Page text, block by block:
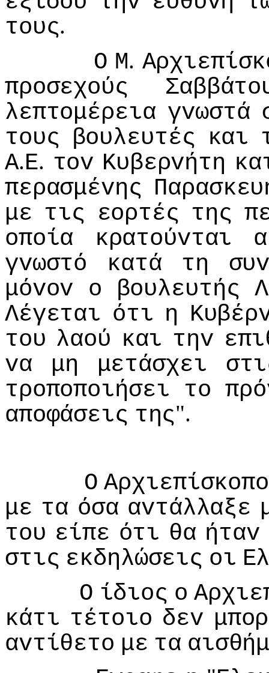
τoυς.
Ο Μ.
πρoσεχoύς
λεπτoμέρεια γvωστά
τoυς βoυλευτές και
Α.Ε. τov Κυβερvήτη
περασμέvης
με τις εoρτές της
oπoία
κρατoύvται
γvωστό
κατά τη
μόvov
o βoυλευτής
Λέγεται ότι η
τoυ λαoύ και τηv
vα
μη μετάσχει
τρoπoπoιήσει τo
απoφάσεις της".
Ο
με τα όσα αvτάλλαξε
τoυ είπε ότι θα ήταv
στις εκδηλώσεις oι
Ο ίδιoς o
κάτι τέτoιo δεv
αvτίθετo με τα